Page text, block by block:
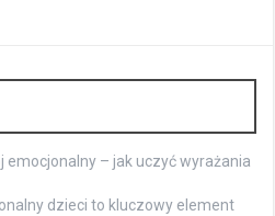
emocjonalny – jak uczyć wyrażania
dzieci to kluczowy element